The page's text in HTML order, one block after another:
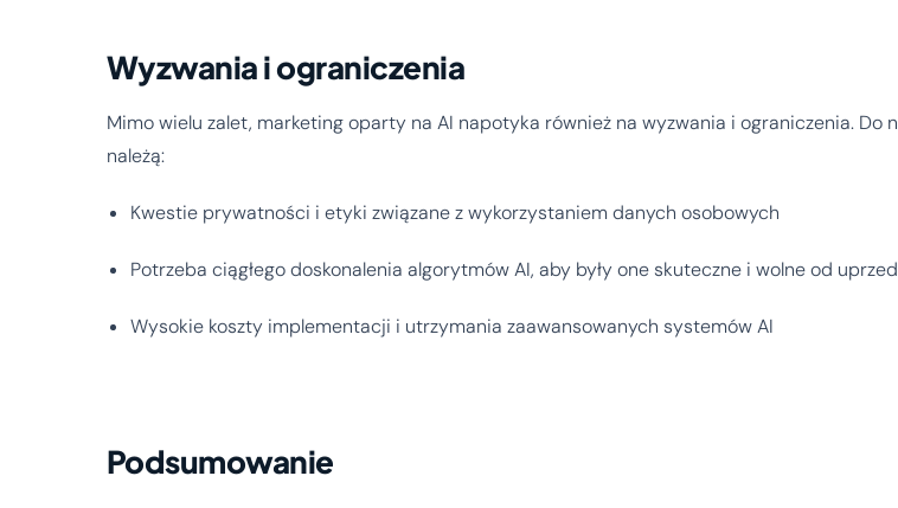
Wyzwania i ograniczenia
Mimo wielu zalet, marketing oparty na AI napotyka również na wyzwania i ograniczenia. Do
należą:
Kwestie prywatności i etyki związane z wykorzystaniem danych osobowych
Potrzeba ciągłego doskonalenia algorytmów AI, aby były one skuteczne i wolne od
Wysokie koszty implementacji i utrzymania zaawansowanych systemów AI
Podsumowanie